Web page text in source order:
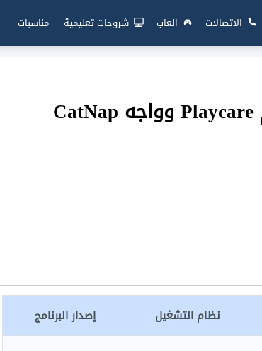
الاتصالات العاب شروحات تعليمية مناسبات
نظام التشغيل إصدار البرنامج